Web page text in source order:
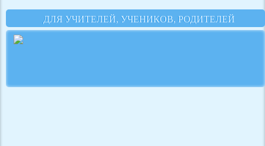
ДЛЯ УЧИТЕЛЕЙ, УЧЕНИКОВ, РОДИТЕЛЕЙ